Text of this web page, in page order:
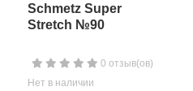
Schmetz Super
Stretch №90
0 отзыв(ов)
Нет в наличии